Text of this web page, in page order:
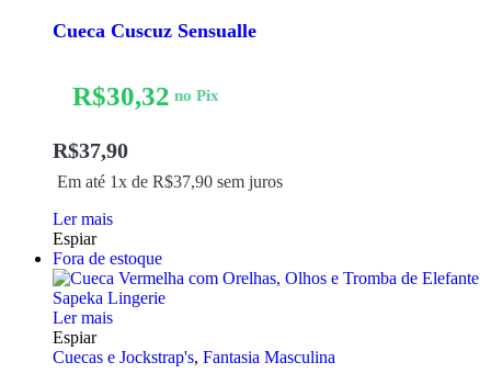
Cueca Cuscuz Sensualle
R$37,90
Em até 1x de R$37,90 sem juros
R$30,32 no Pix
Ler mais
Espiar
Fora de estoque
Ler mais
Espiar
Cuecas e Jockstrap's, Fantasia Masculina